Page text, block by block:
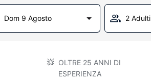
Dom 9 Agosto 2 Adulti
OLTRE 25 ANNI DI
ESPERIENZA